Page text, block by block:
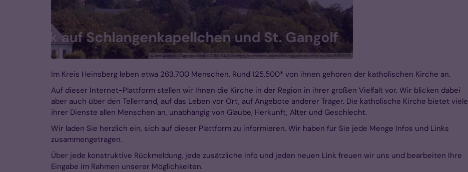
Wallfahrt 2025 zum Birgelener Pützchen
Im Kreis Heinsberg leben etwa 263.700 Menschen. Rund 125.500* von ihnen gehören der katholischen Kirche an.
Auf dieser Internet-Plattform stellen wir Ihnen die Kirche in der Region in ihrer großen Vielfalt vor. Wir blicken dabei
aber auch über den Tellerrand, auf das Leben vor Ort, auf Angebote anderer Träger. Die katholische Kirche bietet viele
ihrer Dienste allen Menschen an, unabhängig von Glaube, Herkunft, Alter und Geschlecht.
Wir laden Sie herzlich ein, sich auf dieser Plattform zu informieren. Wir haben für Sie jede Menge Infos und Links
zusammengetragen.
Über jede konstruktive Rückmeldung, jede zusätzliche Info und jeden neuen Link freuen wir uns und bearbeiten Ihre
Eingabe im Rahmen unserer Möglichkeiten.